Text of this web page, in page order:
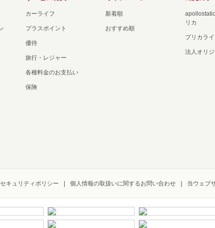
カーライフ
プラスポイント
優待
旅行・レジャー
各種料金のお支払い
保険
新着順
おすすめ順
リカ
プリカラ
法人オリ
セキュリティポリシー 個人情報の取扱いに関するお問い合わせ 当ウェブ